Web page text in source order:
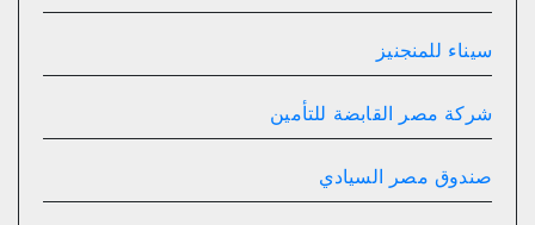
سيناء للمنجنيز
شركة مصر القابضة للتأمين
صندوق مصر السيادي